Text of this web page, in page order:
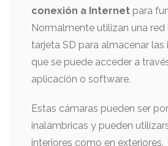
conexión a Internet para
Normalmente utilizan una
tarjeta SD para almacenar las
que se puede acceder a
aplicación o software.
Estas cámaras pueden ser
inalámbricas y pueden
interiores como en exteriores.